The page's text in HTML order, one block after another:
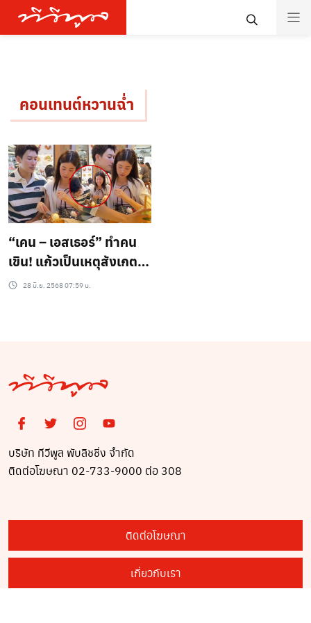
คอนเทนต์หวานฉ่ำ
“เคน – เอสเธอร์” ทำคน
เขิน! แก้วเป็นเหตุสังเกตได้
จังหวะนี้ไม่ได้ตั้งใจ แต่ใจ
28 มิ.ย. 2568 07:59 น.
บริษัท ทีวีพูล พับลิชชิ่ง จำกัด
ติดต่อโฆษณา 02-733-9000 ต่อ 308
ติดต่อโฆษณา
เกี่ยวกับเรา